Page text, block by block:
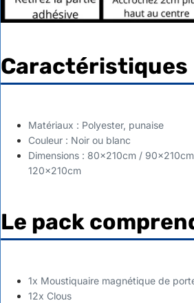
Caractéristiques
Matériaux : Polyester, punaise
Couleur : Noir ou blanc
Dimensions : 80x210cm /
120x210cm
Le pack
1x Moustiquaire magnétique de
12x Clous